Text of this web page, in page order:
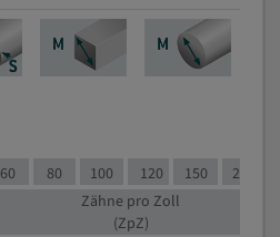
60 80 100 120 150 200
Zähne pro Zoll
(ZpZ)